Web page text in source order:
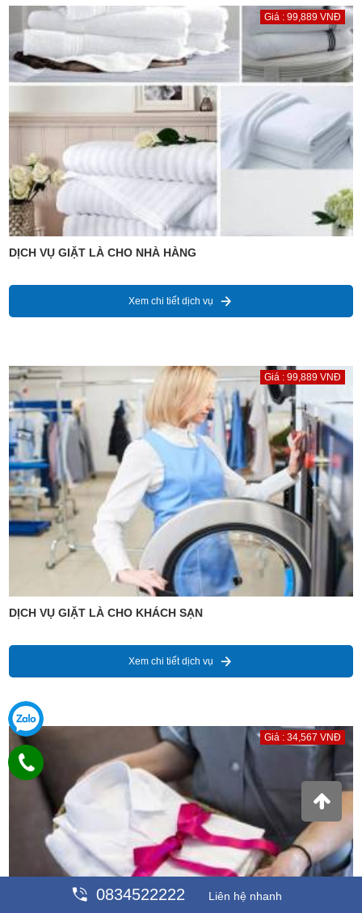
Giá : 99,889 VNĐ
DỊCH VỤ GIẶT LÀ CHO NHÀ HÀNG
Xem chi tiết dịch vụ
Giá : 99,889 VNĐ
DỊCH VỤ GIẶT LÀ CHO KHÁCH SẠN
Xem chi tiết dịch vụ
Giá : 34,567 VNĐ
0834522222 Liên hệ nhanh